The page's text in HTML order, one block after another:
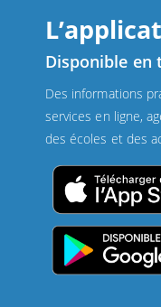
Disponible en
Des informations
services en ligne,
des écoles et des